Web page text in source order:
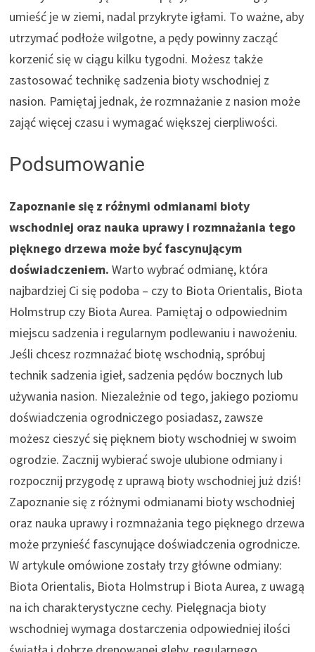
umieść je w ziemi, nadal przykryte igłami. To ważne, aby
utrzymać podłoże wilgotne, a pędy powinny zacząć
korzenić się w ciągu kilku tygodni. Możesz także
zastosować technikę sadzenia bioty wschodniej z
nasion. Pamiętaj jednak, że rozmnażanie z nasion może
zająć więcej czasu i wymagać większej cierpliwości.
Podsumowanie
Zapoznanie się z różnymi odmianami bioty
wschodniej oraz nauka uprawy i rozmnażania tego
pięknego drzewa może być fascynującym
doświadczeniem. Warto wybrać odmianę, która
najbardziej Ci się podoba – czy to Biota Orientalis, Biota
Holmstrup czy Biota Aurea. Pamiętaj o odpowiednim
miejscu sadzenia i regularnym podlewaniu i nawożeniu.
Jeśli chcesz rozmnażać biotę wschodnią, spróbuj
technik sadzenia igieł, sadzenia pędów bocznych lub
używania nasion. Niezależnie od tego, jakiego poziomu
doświadczenia ogrodniczego posiadasz, zawsze
możesz cieszyć się pięknem bioty wschodniej w swoim
ogrodzie. Zacznij wybierać swoje ulubione odmiany i
rozpocznij przygodę z uprawą bioty wschodniej już dziś!
Zapoznanie się z różnymi odmianami bioty wschodniej
oraz nauka uprawy i rozmnażania tego pięknego drzewa
może przynieść fascynujące doświadczenia ogrodnicze.
W artykule omówione zostały trzy główne odmiany:
Biota Orientalis, Biota Holmstrup i Biota Aurea, z uwagą
na ich charakterystyczne cechy. Pielęgnacja bioty
wschodniej wymaga dostarczenia odpowiedniej ilości